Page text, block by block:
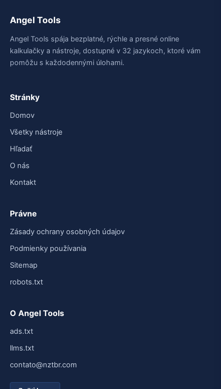
Angel Tools
Angel Tools spája bezplatné, rýchle a presné online
kalkulačky a nástroje, dostupné v 32 jazykoch, ktoré vám
pomôžu s každodennými úlohami.
Stránky
Domov
Všetky nástroje
Hľadať
O nás
Kontakt
Právne
Zásady ochrany osobných údajov
Podmienky používania
Sitemap
robots.txt
O Angel Tools
ads.txt
llms.txt
contato@nztbr.com